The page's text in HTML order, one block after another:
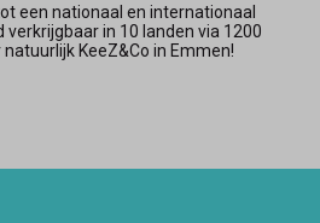
een nationaal en internationaal
in 10 landen via 1200
KeeZ&Co in Emmen!